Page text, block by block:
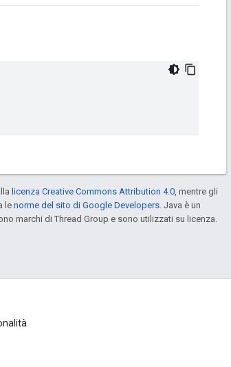
licenza Creative Commons Attribution 4.0, mentre gli
le norme del sito di Google Developers. Java è un
marchi di Thread Group e sono utilizzati su licenza.